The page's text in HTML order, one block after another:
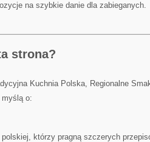
na szybkie danie dla zabieganych.
strona?
Kuchnia Polska, Regionalne
o:
którzy pragną szczerych